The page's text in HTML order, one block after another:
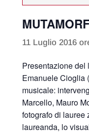
11 Luglio 2016
Presentazione del
Emanuele Cioglia
musicale:
Marcello, Mauro
fotografo di lauree
laureanda, lo